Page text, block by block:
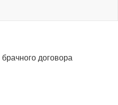
договора